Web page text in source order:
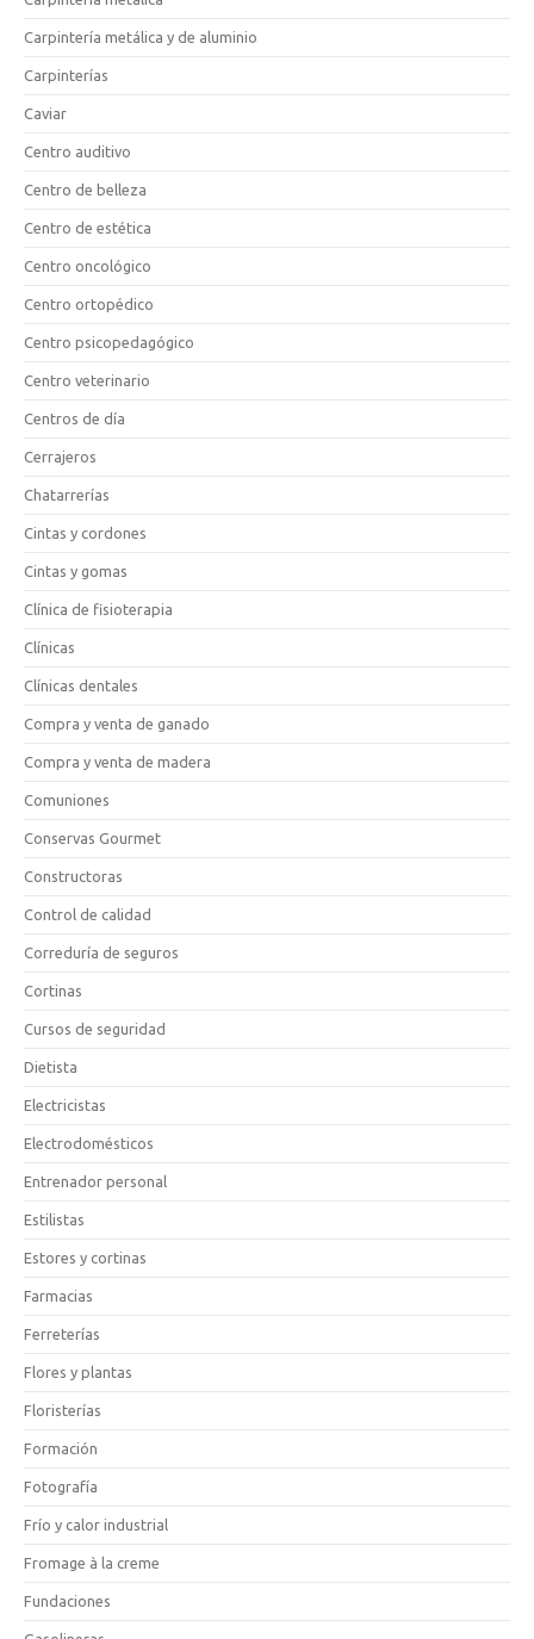
Carpintería metálica y de aluminio
Carpinterías
Caviar
Centro auditivo
Centro de belleza
Centro de estética
Centro oncológico
Centro ortopédico
Centro psicopedagógico
Centro veterinario
Centros de día
Cerrajeros
Chatarrerías
Cintas y cordones
Cintas y gomas
Clínica de fisioterapia
Clínicas
Clínicas dentales
Compra y venta de ganado
Compra y venta de madera
Comuniones
Conservas Gourmet
Constructoras
Control de calidad
Correduría de seguros
Cortinas
Cursos de seguridad
Dietista
Electricistas
Electrodomésticos
Entrenador personal
Estilistas
Estores y cortinas
Farmacias
Ferreterías
Flores y plantas
Floristerías
Formación
Fotografía
Frío y calor industrial
Fromage à la creme
Fundaciones